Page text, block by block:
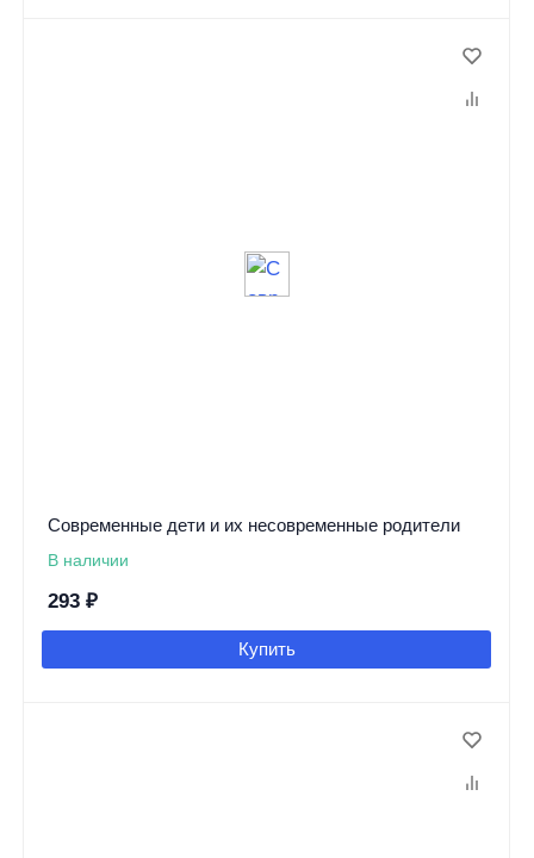
Современные дети и их несовременные родители
В наличии
293 ₽
Купить